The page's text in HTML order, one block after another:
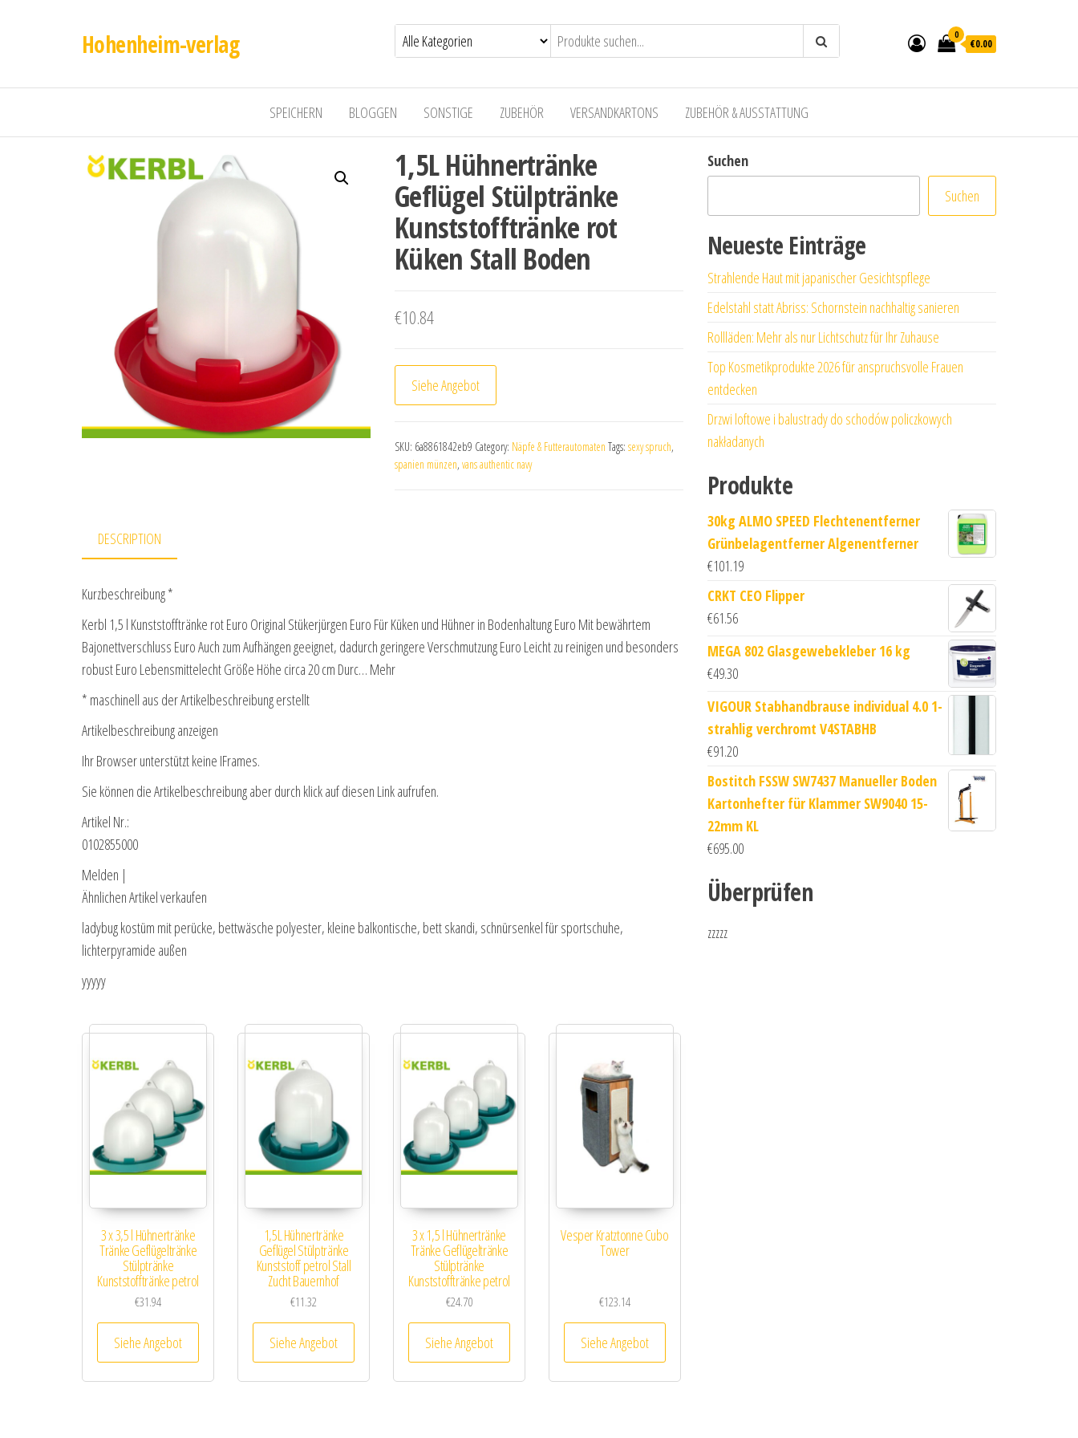
Hohenheim-verlag 0
€0.00
SPEICHERN BLOGGEN SONSTIGE ZUBEHÖR VERSANDKARTONS ZUBEHÖR & AUSSTATTUNG
1,5L Hühnertränke
Geflügel Stülptränke
Kunststofftränke rot
Küken Stall Boden
€10.84
Siehe Angebot
SKU: 6a8861842eb9 Category: Näpfe & Futterautomaten Tags: sexy spruch,
spanien münzen, vans authentic navy
DESCRIPTION
Kurzbeschreibung *
Kerbl 1,5 l Kunststofftränke rot Euro Original Stükerjürgen Euro Für Küken und Hühner in Bodenhaltung Euro Mit bewährtem
Bajonettverschluss Euro Auch zum Aufhängen geeignet, dadurch geringere Verschmutzung Euro Leicht zu reinigen und besonders
robust Euro Lebensmittelecht Größe Höhe circa 20 cm Durc… Mehr
* maschinell aus der Artikelbeschreibung erstellt
Artikelbeschreibung anzeigen
Ihr Browser unterstützt keine IFrames.
Sie können die Artikelbeschreibung aber durch klick auf diesen Link aufrufen.
Artikel Nr.:
0102855000
Melden |
Ähnlichen Artikel verkaufen
ladybug kostüm mit perücke, bettwäsche polyester, kleine balkontische, bett skandi, schnürsenkel für sportschuhe,
lichterpyramide außen
yyyyy
3 x 3,5 l Hühnertränke
Tränke Geflügeltränke
Stülptränke
Kunststofftränke petrol
€31.94
Siehe Angebot
1,5L Hühnertränke
Geflügel Stülptränke
Kunststoff petrol Stall
Zucht Bauernhof
€11.32
Siehe Angebot
3 x 1,5 l Hühnertränke
Tränke Geflügeltränke
Stülptränke
Kunststofftränke petrol
€24.70
Siehe Angebot
Vesper Kratztonne Cubo
Tower
€123.14
Siehe Angebot
Suchen
Suchen
Neueste Einträge
Strahlende Haut mit japanischer Gesichtspflege
Edelstahl statt Abriss: Schornstein nachhaltig sanieren
Rollläden: Mehr als nur Lichtschutz für Ihr Zuhause
Top Kosmetikprodukte 2026 für anspruchsvolle Frauen
entdecken
Drzwi loftowe i balustrady do schodów policzkowych
nakładanych
Produkte
30kg ALMO SPEED Flechtenentferner
Grünbelagentferner Algenentferner
€101.19
CRKT CEO Flipper
€61.56
MEGA 802 Glasgewebekleber 16 kg
€49.30
VIGOUR Stabhandbrause individual 4.0 1-
strahlig verchromt V4STABHB
€91.20
Bostitch FSSW SW7437 Manueller Boden
Kartonhefter für Klammer SW9040 15-
22mm KL
€695.00
Überprüfen
zzzzz